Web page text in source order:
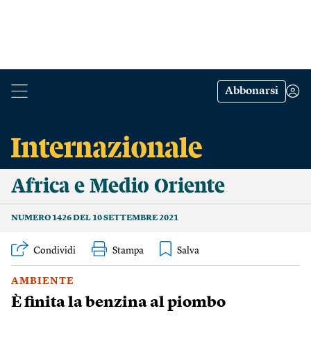
Abbonarsi
Africa e Medio Oriente
NUMERO 1426 DEL 10 SETTEMBRE 2021
Condividi Stampa
AMBIENTE
È finita la benzina al piombo